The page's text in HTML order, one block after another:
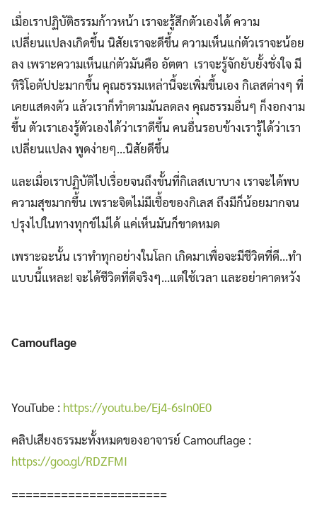
เมื่อเราปฏิบัติธรรมก้าวหน้า เราจะรู้สึกตัวเองได้ ความ
เปลี่ยนแปลงเกิดขึ้น นิสัยเราจะดีขึ้น ความเห็นแก่ตัวเราจะน้อย
ลง เพราะความเห็นแก่ตัวมันคือ อัตตา เราจะรู้จักยับยั้งชั่งใจ มี
หิริโอตัปปะมากขึ้น คุณธรรมเหล่านี้จะเพิ่มขึ้นเอง กิเลสต่างๆ ที่
เคยแสดงตัว แล้วเราก็ทำตามมันลดลง คุณธรรมอื่นๆ ก็งอกงาม
ขึ้น ตัวเราเองรู้ตัวเองได้ว่าเราดีขึ้น คนอื่นรอบข้างเรารู้ได้ว่าเรา
เปลี่ยนแปลง พูดง่ายๆ…นิสัยดีขึ้น
และเมื่อเราปฏิบัติไปเรื่อยจนถึงขั้นที่กิเลสเบาบาง เราจะได้พบ
ความสุขมากขึ้น เพราะจิตไม่มีเชื้อของกิเลส ถึงมีก็น้อยมากจน
ปรุงไปในทางทุกข์ไม่ได้ แค่เห็นมันก็ขาดหมด
เพราะฉะนั้น เราทำทุกอย่างในโลก เกิดมาเพื่อจะมีชีวิตที่ดี…ทำ
แบบนี้แหละ! จะได้ชีวิตที่ดีจริงๆ…แต่ใช้เวลา และอย่าคาดหวัง
Camouflage
YouTube : https://youtu.be/Ej4-6sIn0E0
คลิปเสียงธรรมะทั้งหมดของอาจารย์ Camouflage :
https://goo.gl/RDZFMI
======================